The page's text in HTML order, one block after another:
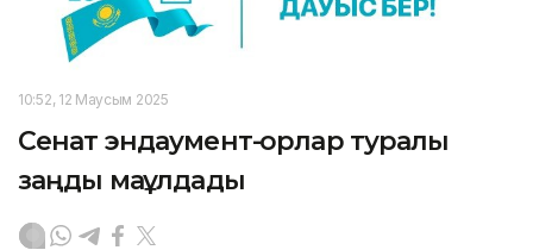
10:52, 12 Маусым 2025
Сенат эндаумент-қорлар туралы
заңды мақұлдады